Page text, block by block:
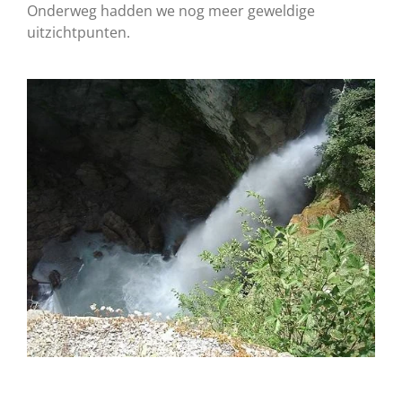
Onderweg hadden we nog meer geweldige
uitzichtpunten.